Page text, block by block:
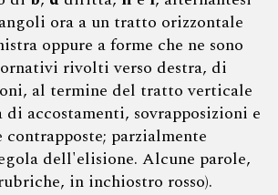
ora a un tratto orizzontale
oppure a forme che ne sono
rivolti verso destra, di
al termine del tratto verticale
di accostamenti, sovrapposizioni e
parzialmente
dell'elisione. Alcune parole,
in inchiostro rosso).